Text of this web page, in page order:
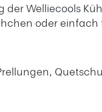
der Welliecools
oder